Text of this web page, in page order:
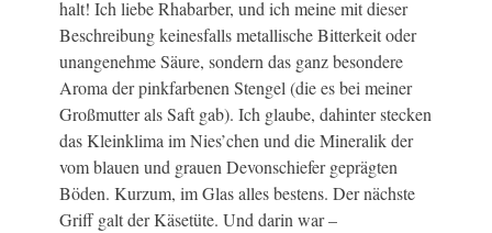
halt! Ich liebe Rhabarber, und ich meine mit dieser
Beschreibung keinesfalls metallische Bitterkeit oder
unangenehme Säure, sondern das ganz besondere
Aroma der pinkfarbenen Stengel (die es bei meiner
Großmutter als Saft gab). Ich glaube, dahinter stecken
das Kleinklima im Nies’chen und die Mineralik der
vom blauen und grauen Devonschiefer geprägten
Böden. Kurzum, im Glas alles bestens. Der nächste
Griff galt der Käsetüte. Und darin war –